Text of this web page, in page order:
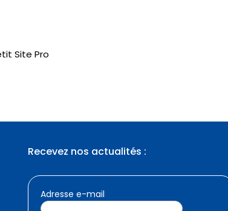
Site Pro
Recevez nos actualités :
Adresse e-mail